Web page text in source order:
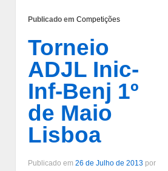
Publicado em Competições
Torneio
ADJL Inic-
Inf-Benj 1º
de Maio
Lisboa
Publicado em 26 de Julho de 2013 por